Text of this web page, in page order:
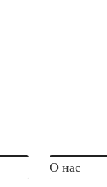
О нас